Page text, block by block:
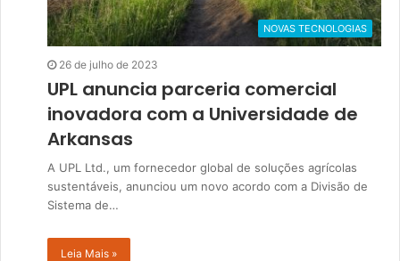
NOVAS TECNOLOGIAS
26 de julho de 2023
UPL anuncia parceria comercial
inovadora com a Universidade de
Arkansas
A UPL Ltd., um fornecedor global de soluções agrícolas
sustentáveis, anunciou um novo acordo com a Divisão de
Sistema de…
Leia Mais »